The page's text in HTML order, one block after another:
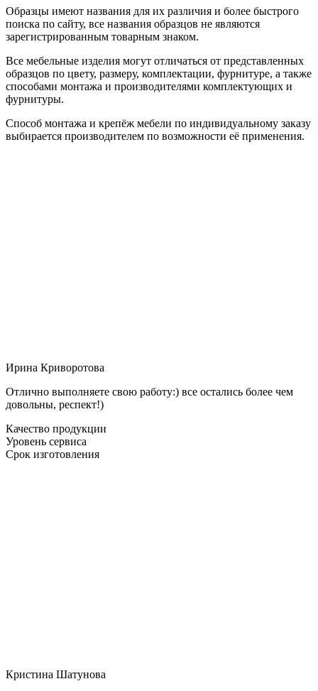
Образцы имеют названия для их различия и более быстрого
поиска по сайту, все названия образцов не являются
зарегистрированным товарным знаком.
Все мебельные изделия могут отличаться от представленных
образцов по цвету, размеру, комплектации, фурнитуре, а также
способами монтажа и производителями комплектующих и
фурнитуры.
Способ монтажа и крепёж мебели по индивидуальному заказу
выбирается производителем по возможности её применения.
Ирина Криворотова
Отлично выполняете свою работу:) все остались более чем
довольны, респект!)
Качество продукции
Уровень сервиса
Срок изготовления
Кристина Шатунова